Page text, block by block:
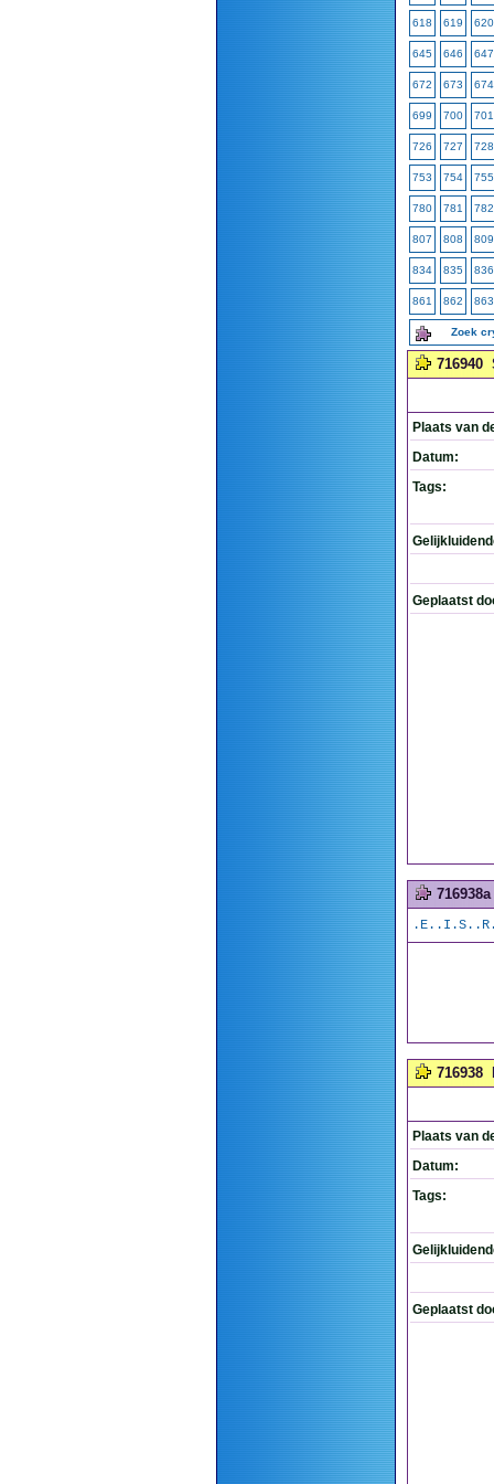
618 619 620
645 646 647
672 673 674
699 700 701
726 727 728
753 754 755
780 781 782
807 808 809
834 835 836
861 862 863
Zoek
716940
Plaats van
Datum:
Tags:
Geplaatst
716938a
716938
Plaats van
Datum:
Tags:
Geplaatst